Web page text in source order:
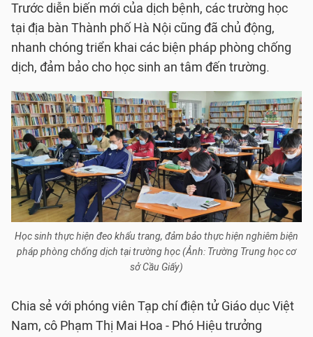
Trước diễn biến mới của dịch bệnh, các trường học
tại địa bàn Thành phố Hà Nội cũng đã chủ động,
nhanh chóng triển khai các biện pháp phòng chống
dịch, đảm bảo cho học sinh an tâm đến trường.
Học sinh thực hiện đeo khẩu trang, đảm bảo thực hiện nghiêm biện
pháp phòng chống dịch tại trường học (Ảnh: Trường Trung học cơ
sở Cầu Giấy)
Chia sẻ với phóng viên Tạp chí điện tử Giáo dục Việt
Nam, cô Phạm Thị Mai Hoa - Phó Hiệu trưởng